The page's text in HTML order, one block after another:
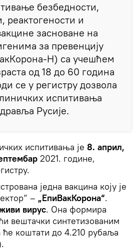
безбедности,
и
засноване на
за превенцију
Н) са учешћем
од 18 до 60 година
се у регистру дозвола
испитивања
Русије.
испитивања је 8. април,
2021. године,
једна вакцина коју је
– „ЕпиВакКорона“.
вирус. Она формира
вештачки синтетизованим
коштати до 4.210 рубаља